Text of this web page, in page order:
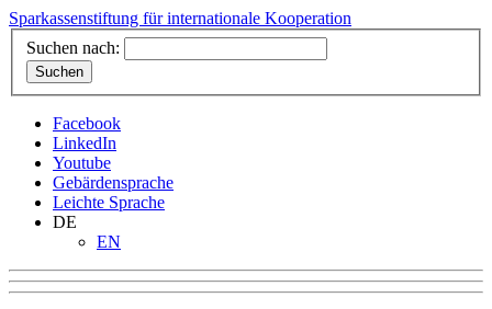
Sparkassenstiftung für internationale Kooperation
Suchen nach:
Facebook
LinkedIn
Youtube
Gebärdensprache
Leichte Sprache
DE
EN